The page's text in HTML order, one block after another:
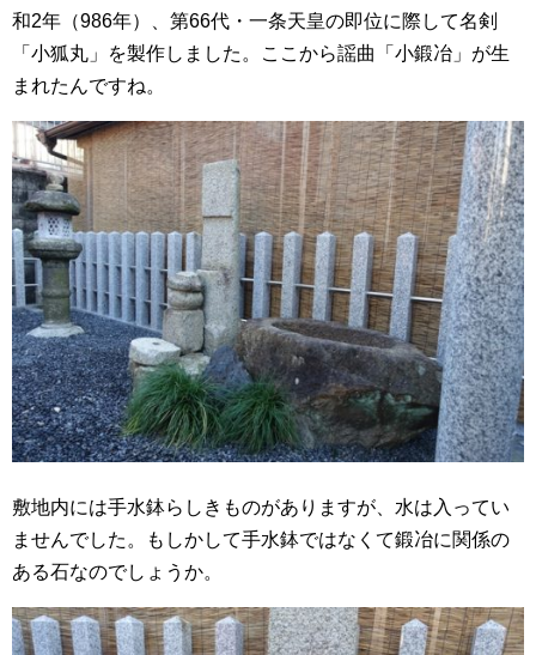
和2年（986年）、第66代・一条天皇の即位に際して名剣
「小狐丸」を製作しました。ここから謡曲「小鍛冶」が生
まれたんですね。
敷地内には手水鉢らしきものがありますが、水は入ってい
ませんでした。もしかして手水鉢ではなくて鍛冶に関係の
ある石なのでしょうか。